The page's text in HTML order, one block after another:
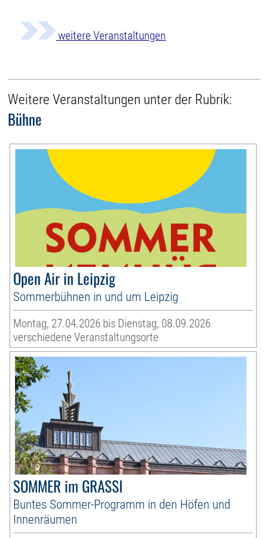
weitere Veranstaltungen
Weitere Veranstaltungen unter der Rubrik:
Bühne
Open Air in Leipzig
Sommerbühnen in und um Leipzig
Montag, 27.04.2026 bis Dienstag, 08.09.2026
verschiedene Veranstaltungsorte
SOMMER im GRASSI
Buntes Sommer-Programm in den Höfen und
Innenräumen